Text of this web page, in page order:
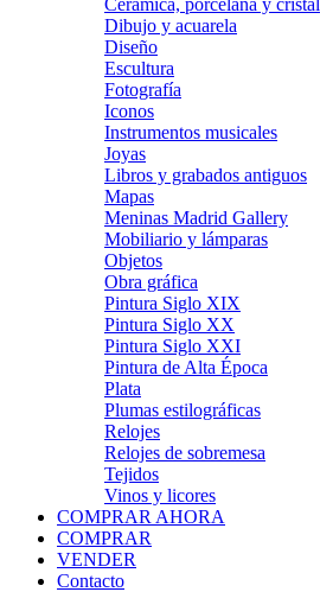
Cerámica, porcelana y cristal
Dibujo y acuarela
Diseño
Escultura
Fotografía
Iconos
Instrumentos musicales
Joyas
Libros y grabados antiguos
Mapas
Meninas Madrid Gallery
Mobiliario y lámparas
Objetos
Obra gráfica
Pintura Siglo XIX
Pintura Siglo XX
Pintura Siglo XXI
Pintura de Alta Época
Plata
Plumas estilográficas
Relojes
Relojes de sobremesa
Tejidos
Vinos y licores
COMPRAR AHORA
COMPRAR
VENDER
Contacto